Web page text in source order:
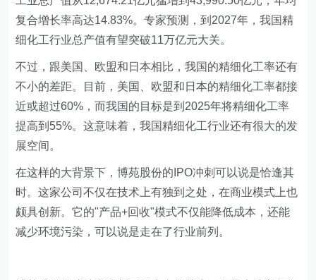
复合增长率高达14.83%。专家预测，到2027年，我国精
细化工行业总产值有望突破11万亿元大关。
不过，跟美国、欧盟和日本相比，我国的精细化工率还有
不小的差距。目前，美国、欧盟和日本的精细化工率都接
近或超过60%，而我国的目标是到2025年将精细化工率
提高到55%。这意味着，我国精细化工行业还有很大的发
展空间。
在这样的大背景下，博苑股份的IPO冲刺可以说是恰逢其
时。这家公司不仅在技术上有独到之处，在商业模式上也
颇具创新。它的"产品+回收"模式不仅能降低成本，还能
减少环境污染，可以说是走在了行业前列。